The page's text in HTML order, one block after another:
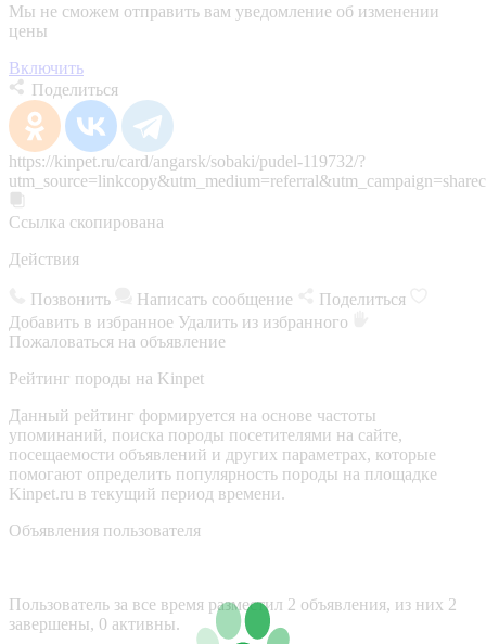
Мы не сможем отправить вам уведомление об изменении
цены
Включить
Поделиться
https://kinpet.ru/card/angarsk/sobaki/pudel-119732/?
Ссылка скопирована
Действия
Позвонить Написать сообщение
Поделиться
Добавить в избранное Удалить из избранного
Пожаловаться на объявление
Рейтинг породы на Kinpet
Данный рейтинг формируется на основе частоты
упоминаний, поиска породы посетителями на сайте,
посещаемости объявлений и других параметрах, которые
помогают определить популярность породы на площадке
Kinpet.ru в текущий период времени.
Объявления пользователя
Пользователь за все время разместил 2 объявления, из них 2
завершены, 0 активны.